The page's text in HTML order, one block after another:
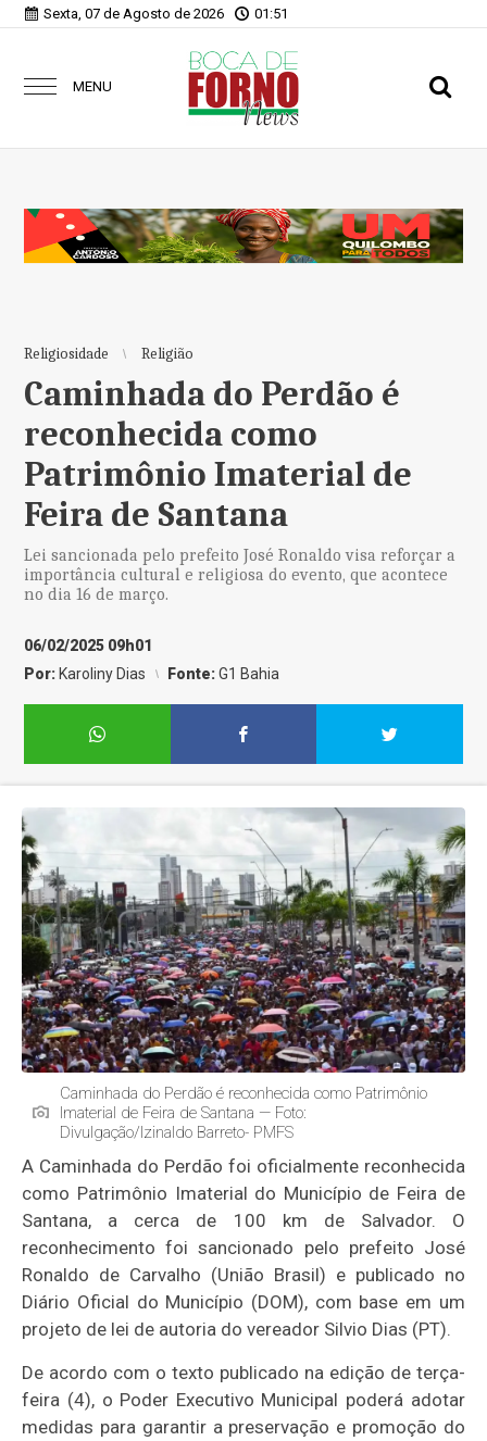
Sexta, 07 de Agosto de 2026 01:51
MENU
Religiosidade Religião
Caminhada do Perdão é
reconhecida como
Patrimônio Imaterial de
Feira de Santana
Lei sancionada pelo prefeito José Ronaldo visa reforçar a
importância cultural e religiosa do evento, que acontece
no dia 16 de março.
06/02/2025 09h01
Por: Karoliny Dias Fonte:G1 Bahia
Caminhada do Perdão é reconhecida como Patrimônio
Imaterial de Feira de Santana — Foto:
Divulgação/Izinaldo Barreto- PMFS
A Caminhada do Perdão foi oficialmente reconhecida
como Patrimônio Imaterial do Município de Feira de
Santana, a cerca de 100 km de Salvador. O
reconhecimento foi sancionado pelo prefeito José
Ronaldo de Carvalho (União Brasil) e publicado no
Diário Oficial do Município (DOM), com base em um
projeto de lei de autoria do vereador Silvio Dias (PT).
De acordo com o texto publicado na edição de terça-
feira (4), o Poder Executivo Municipal poderá adotar
medidas para garantir a preservação e promoção do